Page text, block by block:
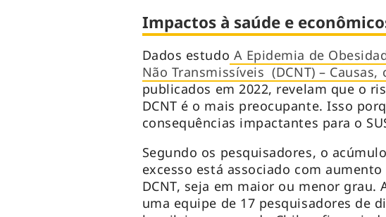
Impactos à saúde e
Dados estudo A Epidemia de
Não Transmissíveis (DCNT) –
publicados em 2022, revelam que o
DCNT é o mais preocupante. Isso
consequências impactantes para o
Segundo os pesquisadores, o
excesso está associado com
DCNT, seja em maior ou menor grau.
uma equipe de 17 pesquisadores de